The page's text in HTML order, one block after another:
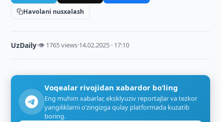
Havolani nusxalash
UzDaily·👁 1765 views·14.02.2025 · 17:10
Voqealar rivojidan xabardor bo‘ling
Eng muhim xabarlar, eksklyuziv reportajlar va tezkor
yangiliklarni o‘zingizga qulay platformada kuzatib
boring.